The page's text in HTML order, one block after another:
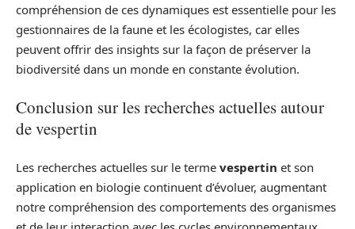
compréhension de ces dynamiques est essentielle pour les
gestionnaires de la faune et les écologistes, car elles
peuvent offrir des insights sur la façon de préserver la
biodiversité dans un monde en constante évolution.
Conclusion sur les recherches actuelles autour
de vespertin
Les recherches actuelles sur le terme vespertin et son
application en biologie continuent d’évoluer, augmentant
notre compréhension des comportements des organismes